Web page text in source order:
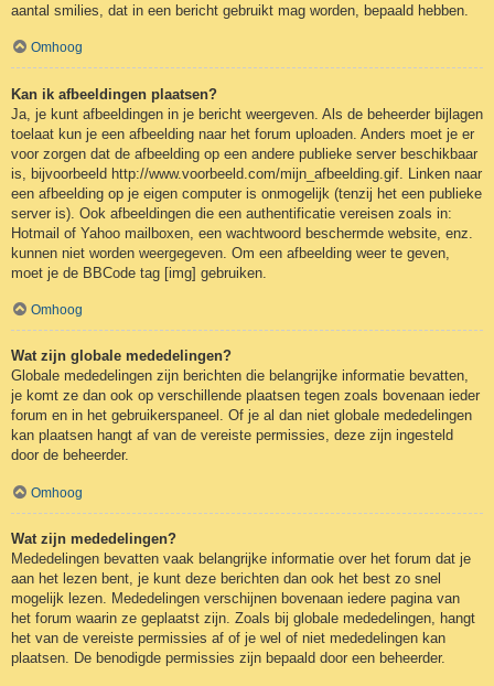
aantal smilies, dat in een bericht gebruikt mag worden, bepaald hebben.
Omhoog
Kan ik afbeeldingen plaatsen?
Ja, je kunt afbeeldingen in je bericht weergeven. Als de beheerder bijlagen
toelaat kun je een afbeelding naar het forum uploaden. Anders moet je er
voor zorgen dat de afbeelding op een andere publieke server beschikbaar
is, bijvoorbeeld http://www.voorbeeld.com/mijn_afbeelding.gif. Linken naar
een afbeelding op je eigen computer is onmogelijk (tenzij het een publieke
server is). Ook afbeeldingen die een authentificatie vereisen zoals in:
Hotmail of Yahoo mailboxen, een wachtwoord beschermde website, enz.
kunnen niet worden weergegeven. Om een afbeelding weer te geven,
moet je de BBCode tag [img] gebruiken.
Omhoog
Wat zijn globale mededelingen?
Globale mededelingen zijn berichten die belangrijke informatie bevatten,
je komt ze dan ook op verschillende plaatsen tegen zoals bovenaan ieder
forum en in het gebruikerspaneel. Of je al dan niet globale mededelingen
kan plaatsen hangt af van de vereiste permissies, deze zijn ingesteld
door de beheerder.
Omhoog
Wat zijn mededelingen?
Mededelingen bevatten vaak belangrijke informatie over het forum dat je
aan het lezen bent, je kunt deze berichten dan ook het best zo snel
mogelijk lezen. Mededelingen verschijnen bovenaan iedere pagina van
het forum waarin ze geplaatst zijn. Zoals bij globale mededelingen, hangt
het van de vereiste permissies af of je wel of niet mededelingen kan
plaatsen. De benodigde permissies zijn bepaald door een beheerder.